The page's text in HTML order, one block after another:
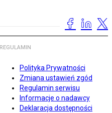
REGULAMIN
Polityka Prywatności
Zmiana ustawień zgód
Regulamin serwisu
Informacje o nadawcy
Deklaracja dostępności